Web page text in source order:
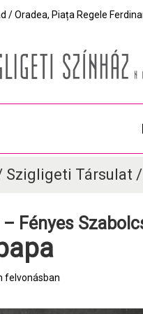
/ Oradea, Piața Regele
Szigligeti Társulat
– Fényes
felvonásban